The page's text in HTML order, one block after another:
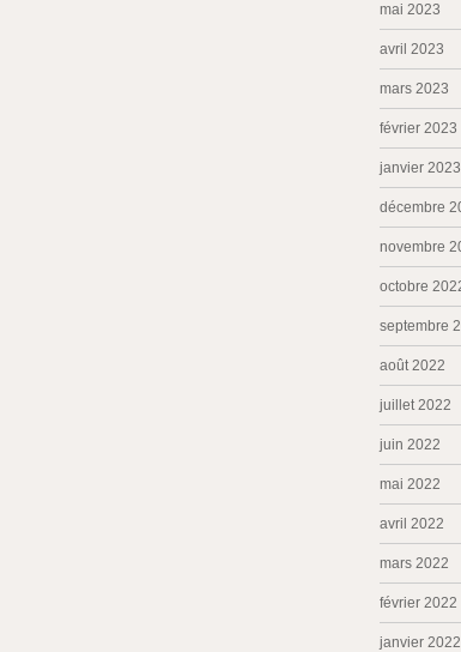
mai 2023
avril 2023
mars 2023
février 2023
janvier 2023
décembre
novembre
octobre
septembre
août 2022
juillet 2022
juin 2022
mai 2022
avril 2022
mars 2022
février 2022
janvier 2022